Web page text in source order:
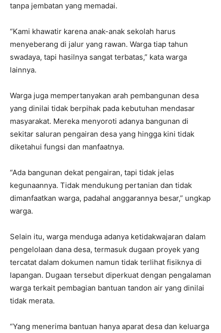
tanpa jembatan yang memadai.
“Kami khawatir karena anak-anak sekolah harus
menyeberang di jalur yang rawan. Warga tiap tahun
swadaya, tapi hasilnya sangat terbatas,” kata warga
lainnya.
Warga juga mempertanyakan arah pembangunan desa
yang dinilai tidak berpihak pada kebutuhan mendasar
masyarakat. Mereka menyoroti adanya bangunan di
sekitar saluran pengairan desa yang hingga kini tidak
diketahui fungsi dan manfaatnya.
“Ada bangunan dekat pengairan, tapi tidak jelas
kegunaannya. Tidak mendukung pertanian dan tidak
dimanfaatkan warga, padahal anggarannya besar,” ungkap
warga.
Selain itu, warga menduga adanya ketidakwajaran dalam
pengelolaan dana desa, termasuk dugaan proyek yang
tercatat dalam dokumen namun tidak terlihat fisiknya di
lapangan. Dugaan tersebut diperkuat dengan pengalaman
warga terkait pembagian bantuan tandon air yang dinilai
tidak merata.
“Yang menerima bantuan hanya aparat desa dan keluarga